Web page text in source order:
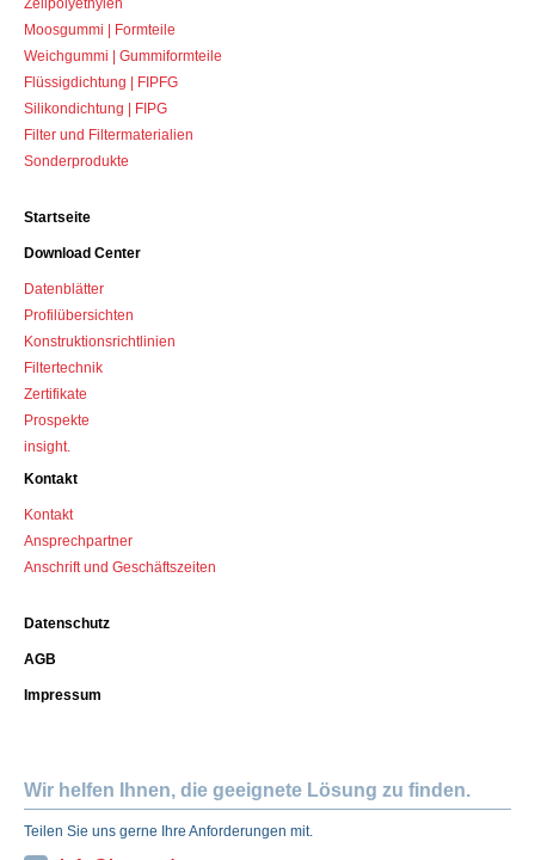
Zellpolyethylen
Moosgummi | Formteile
Weichgummi | Gummiformteile
Flüssigdichtung | FIPFG
Silikondichtung | FIPG
Filter und Filtermaterialien
Sonderprodukte
Startseite
Download Center
Datenblätter
Profilübersichten
Konstruktions­richtlinien
Filtertechnik
Zertifikate
Prospekte
insight.
Kontakt
Kontakt
Ansprechpartner
Anschrift und Geschäftszeiten
Datenschutz
AGB
Impressum
Wir helfen Ihnen, die geeignete Lösung zu finden.
Teilen Sie uns gerne Ihre Anforderungen mit.